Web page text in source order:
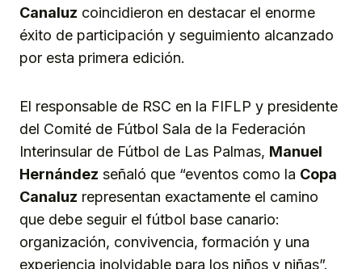
Canaluz coincidieron en destacar el enorme
éxito de participación y seguimiento alcanzado
por esta primera edición.
El responsable de RSC en la FIFLP y presidente
del Comité de Fútbol Sala de la Federación
Interinsular de Fútbol de Las Palmas, Manuel
Hernández señaló que “eventos como la Copa
Canaluz representan exactamente el camino
que debe seguir el fútbol base canario:
organización, convivencia, formación y una
experiencia inolvidable para los niños y niñas”.